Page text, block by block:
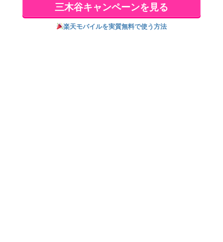
三木谷キャンペーンを見る
楽天モバイルを実質無料で使う方法